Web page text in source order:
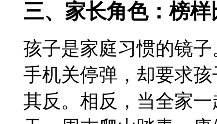
三、家长角色：榜
孩子是家庭习惯的镜
手机关停弹，却要求
其反。相反，当全家